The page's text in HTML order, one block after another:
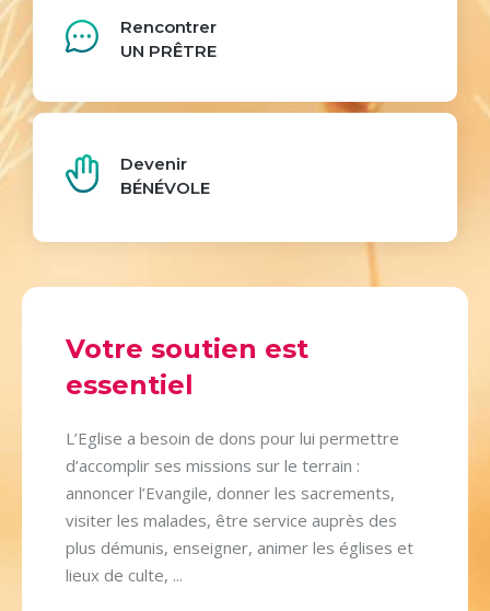
Rencontrer
UN PRÊTRE
Devenir
BÉNÉVOLE
Votre soutien est
essentiel
L’Eglise a besoin de dons pour lui permettre
d’accomplir ses missions sur le terrain :
annoncer l’Evangile, donner les sacrements,
visiter les malades, être service auprès des
plus démunis, enseigner, animer les églises et
lieux de culte, ...